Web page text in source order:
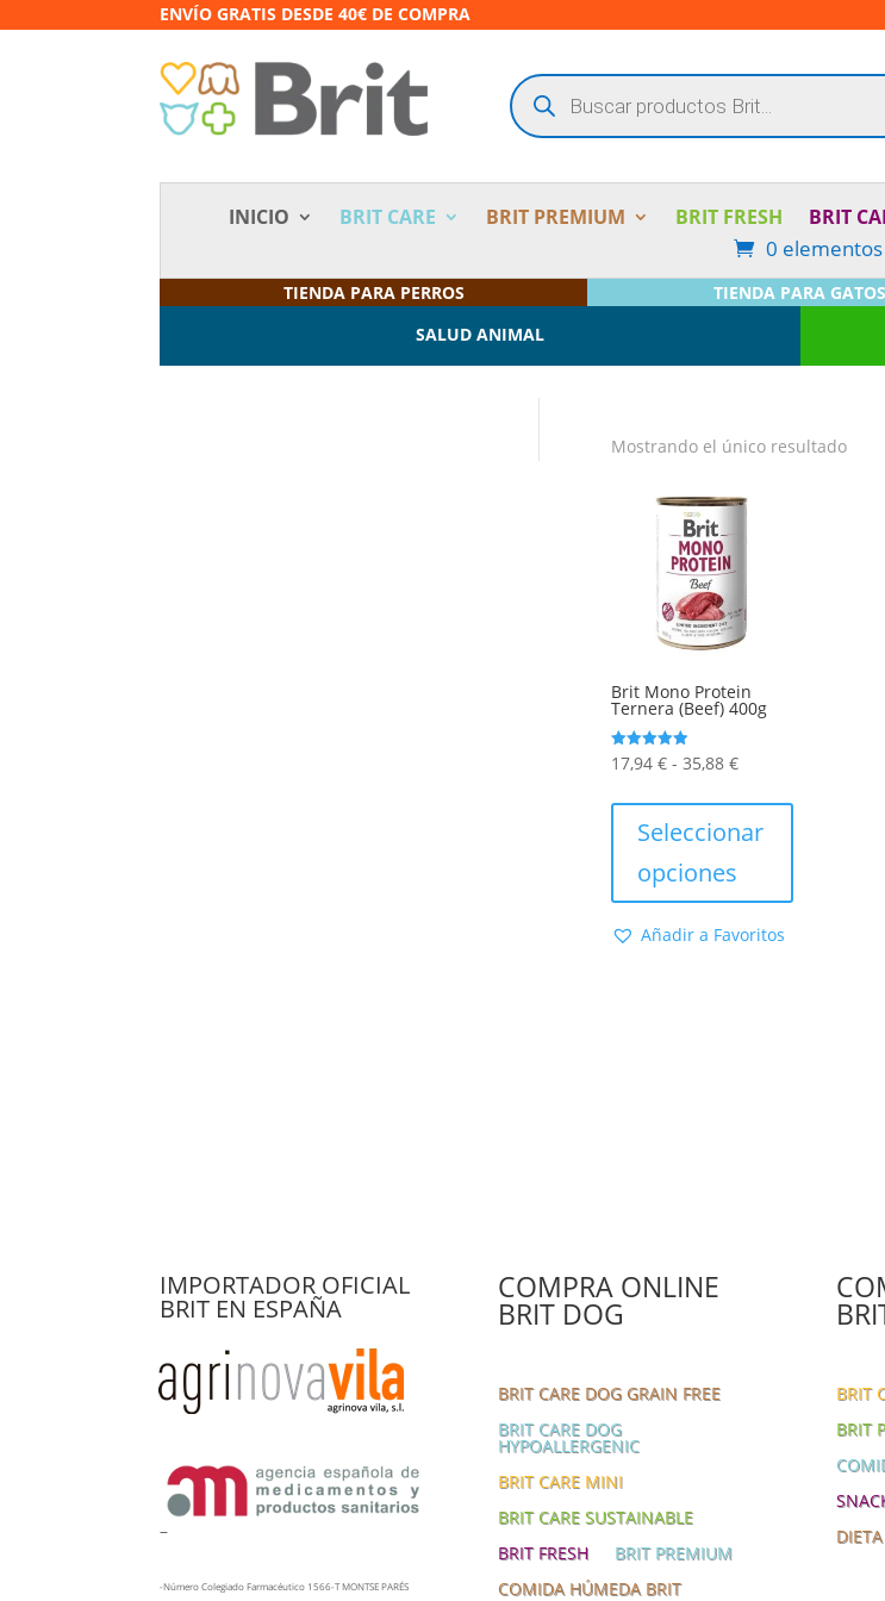
ENVÍO GRATIS DESDE 40€ DE COMPRA
Búsqueda
de
productos
INICIO BRIT CARE BRIT PREMIUM BRIT FRESH BRIT
0 elementos
TIENDA PARA PERROS TIENDA PARA GATOS
SALUD ANIMAL
Mostrando el único resultado
Brit Mono Protein
Ternera (Beef) 400g
Valorado
con
de 5
17,94 € - 35,88 €Rango
precios:
35,88 €
Seleccionar
opciones
Añadir a Favoritos
IMPORTADOR OFICIAL
BRIT EN ESPAÑA
–
-Número Colegiado Farmacéutico 1566-T MONTSE PARÉS
COMPRA ONLINE
BRIT DOG
BRIT CARE DOG GRAIN FREE
BRIT CARE DOG
HYPOALLERGENIC
BRIT CARE MINI
BRIT CARE SUSTAINABLE
BRIT FRESH
BRIT PREMIUM
COMIDA HÚMEDA BRIT
BRIT
BRIT